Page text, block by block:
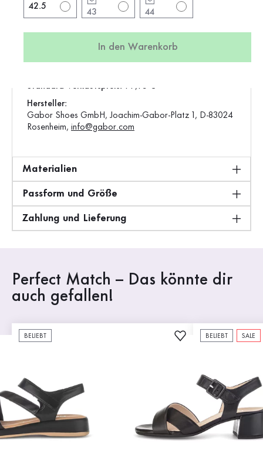
42.5
43 44
In den Warenkorb
Verschluss:Klettverschluss
Artikel:82.840.57
Europa
Standard-Verkaufspreis: 99,95 €
Hersteller:
Gabor Shoes GmbH, Joachim-Gabor-Platz 1, D-83024
Rosenheim, info@gabor.com
Materialien
Passform und Größe
Zahlung und Lieferung
Perfect Match – Das könnte dir
auch gefallen!
BELIEBT BELIEBT SALE